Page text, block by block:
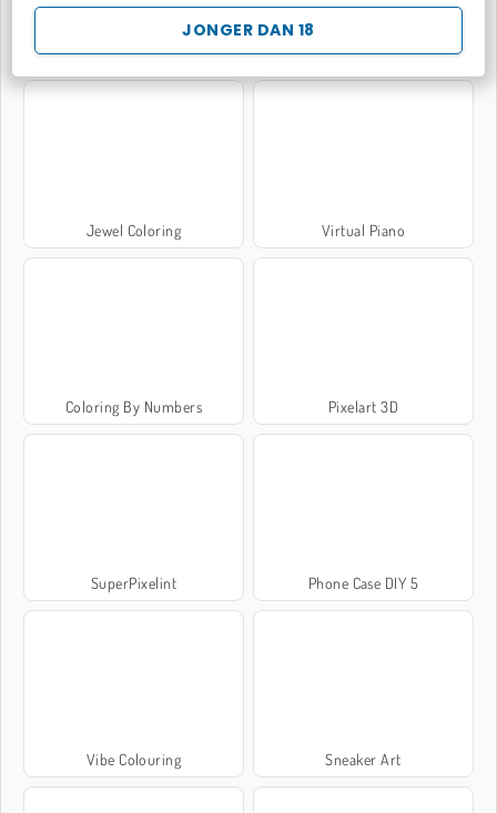
JONGER DAN 18
Rope Stitch Puzzle Skribbl.Io
Jewel Coloring Virtual Piano
Coloring By Numbers Pixelart 3D
SuperPixelint Phone Case DIY 5
Vibe Colouring Sneaker Art